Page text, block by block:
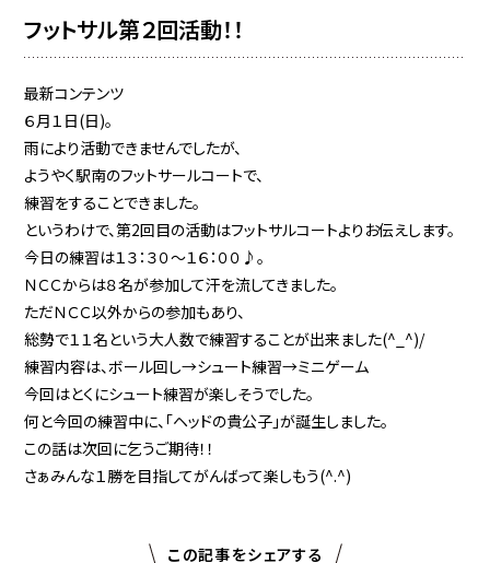
フットサル第２回活動！！
最新コンテンツ
６月１日(日)。
雨により活動できませんでしたが、
ようやく駅南のフットサールコートで、
練習をすることできました。
というわけで、第2回目の活動はフットサルコートよりお伝えします。
今日の練習は１３：３０〜１６：００♪。
ＮＣＣからは８名が参加して汗を流してきました。
ただＮＣＣ以外からの参加もあり、
総勢で１１名という大人数で練習することが出来ました(^_^)/
練習内容は、ボール回し→シュート練習→ミニゲーム
今回はとくにシュート練習が楽しそうでした。
何と今回の練習中に、「ヘッドの貴公子」が誕生しました。
この話は次回に乞うご期待！！
さぁみんな１勝を目指してがんばって楽しもう(^.^)
この記事をシェアする